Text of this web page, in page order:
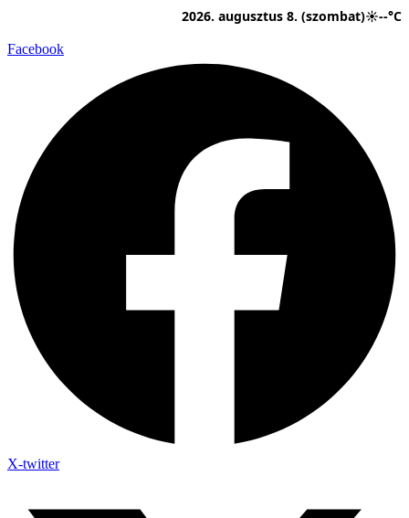
tartalomhoz
2026. augusztus 8. (szombat)☀--°C
Facebook
X-twitter